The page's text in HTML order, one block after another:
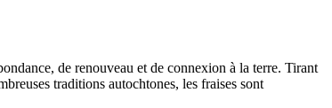
de renouveau et de connexion à la terre. Tirant
traditions autochtones, les fraises sont